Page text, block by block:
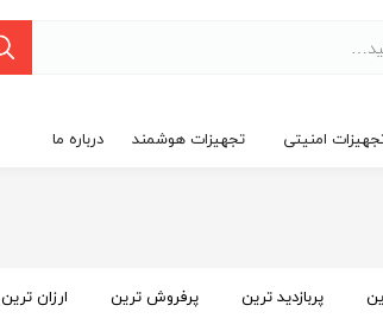
امنیتی تجهیزات هوشمند درباره ما
پربازدید ترین پرفروش ترین ارزان ترین